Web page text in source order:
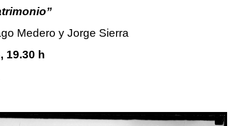
Medero y Jorge Sierra
19.30 h